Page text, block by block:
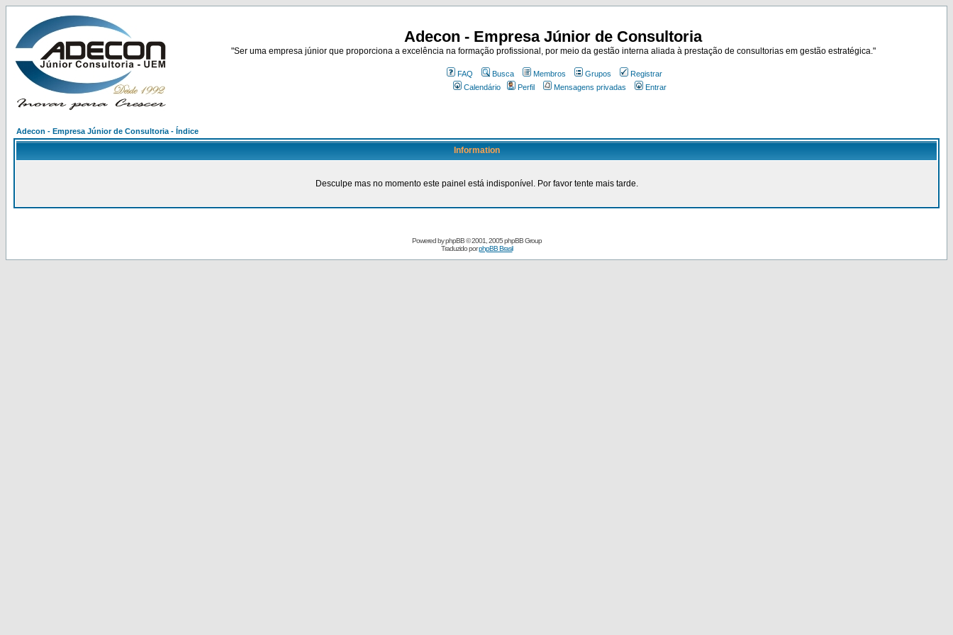
Adecon - Empresa Júnior de Consultoria
"Ser uma empresa júnior que proporciona a excelência na formação profissional, por meio da gestão interna aliada à prestação de consultorias em gestão estratégica."
FAQ Busca Membros Grupos
Registrar
Calendário
Perfil Mensagens privadas Entrar
Adecon - Empresa Júnior de Consultoria - Índice
Information
Desculpe mas no momento este painel está indisponível. Por favor tente mais tarde.
Powered byphpBB© 2001, 2005 phpBB Group
Traduzido porphpBB Brasil